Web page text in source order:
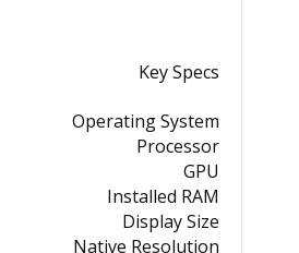
Key Specs
Operating System
Processor
GPU
Installed RAM
Display Size
Native Resolution